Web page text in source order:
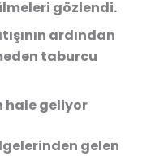
gözlendi.
ardından
taburcu
hale geliyor
gelen